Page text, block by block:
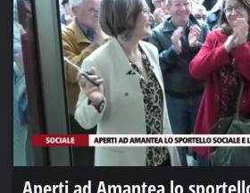
Aperti ad Amantea lo